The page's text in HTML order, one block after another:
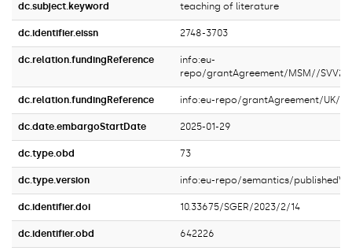
dc.subject.keyword teaching of literature
dc.identifier.eissn 2748-3703
dc.relation.fundingReference
info:eu-
repo/grantAgreement/MSM//
dc.relation.fundingReference info:eu-repo/grantAgreement/UK/
dc.date.embargoStartDate 2025-01-29
dc.type.obd 73
dc.type.version info:eu-repo/semantics/
dc.identifier.doi 10.33675/SGER/2023/2/14
dc.identifier.obd 642226